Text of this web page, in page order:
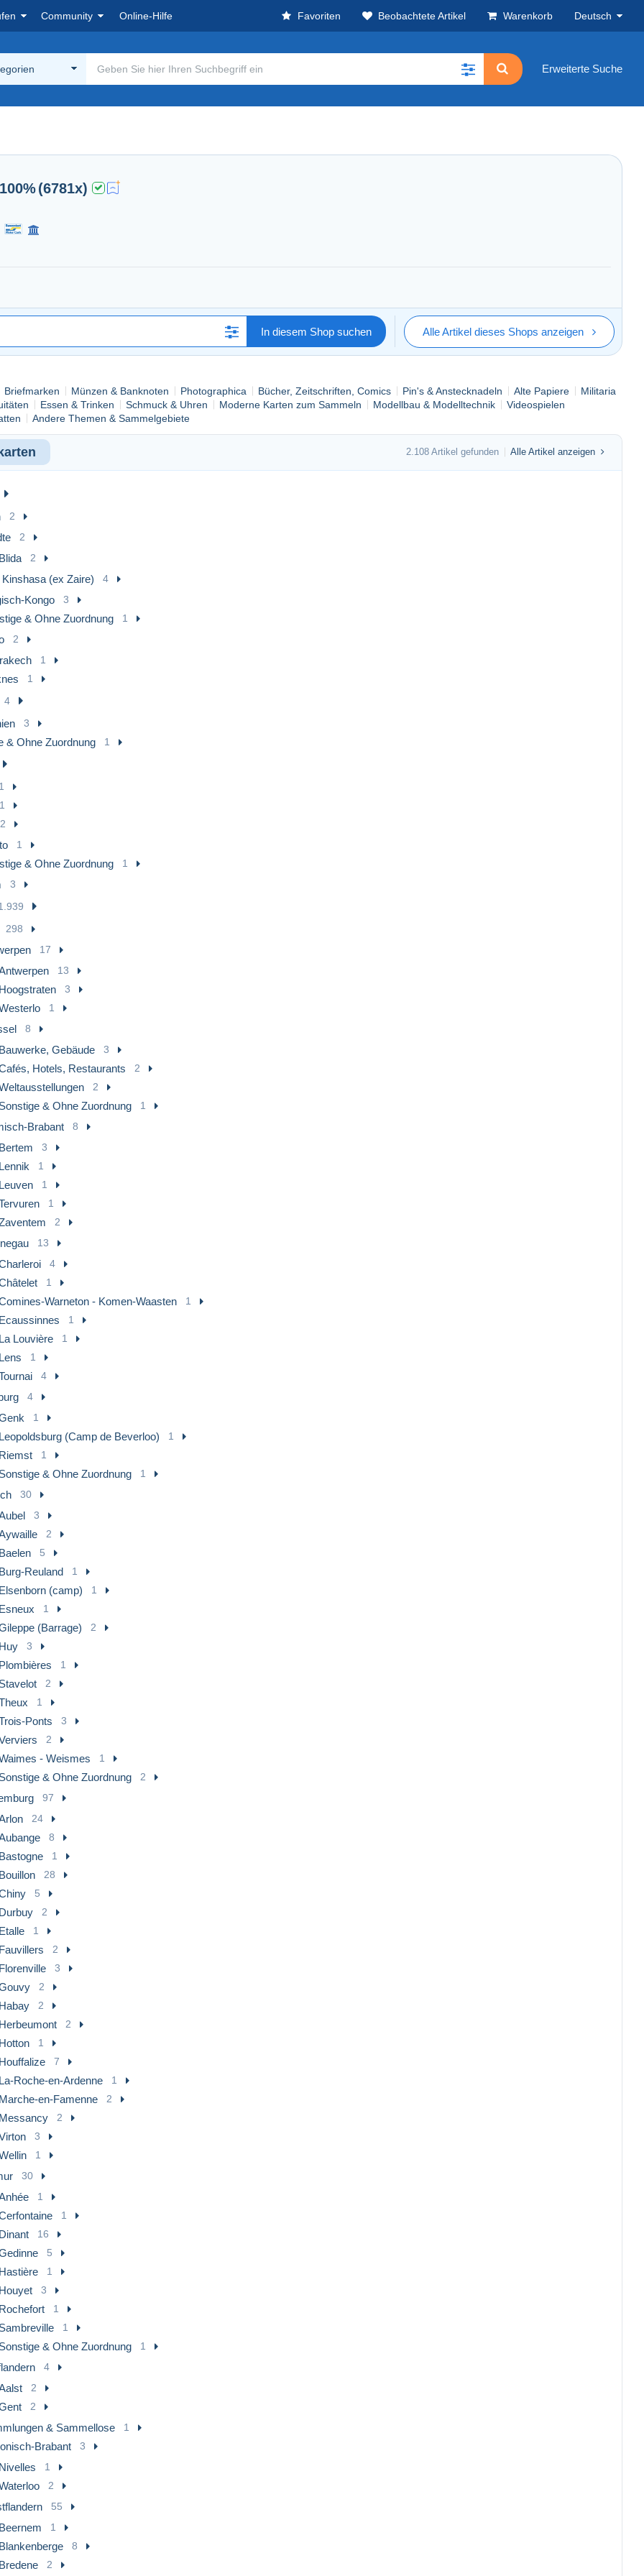
Community Online-Hilfe Favoriten Beobachtete Artikel Warenkorb Deutsch
Erweiterte Suche
100%(6781x)
In diesem Shop suchen Alle Artikel dieses Shops anzeigen
Briefmarken Münzen & Banknoten Photographica Bücher, Zeitschriften, Comics Pin's & Anstecknadeln Alte Papiere
Militaria
Essen & Trinken Schmuck & Uhren Moderne Karten zum Sammeln Modellbau & Modelltechnik
Videospielen
Andere Themen & Sammelgebiete
2.108 Artikel gefunden Alle Artikel anzeigen
2
2
2
(ex Zaire) 4
Kongo 3
& Ohne Zuordnung 1
2
1
1
4
3
& Ohne Zuordnung 1
1
2
1
& Ohne Zuordnung 1
3
298
17
13
3
1
8
Gebäude 3
Hotels, Restaurants 2
2
& Ohne Zuordnung 1
Brabant 8
3
1
1
1
2
13
4
1
Warneton - Komen-Waasten 1
1
Louvière 1
1
4
4
1
(Camp de Beverloo) 1
1
& Ohne Zuordnung 1
30
3
2
5
Reuland 1
(camp) 1
1
(Barrage) 2
3
1
2
1
Ponts 3
2
- Weismes 1
& Ohne Zuordnung 2
97
24
8
1
28
5
2
1
2
3
2
2
2
1
7
Roche-en-Ardenne 1
en-Famenne 2
2
3
1
30
1
1
16
5
1
3
1
1
& Ohne Zuordnung 1
4
2
2
& Sammellose 1
Brabant 3
1
2
55
1
8
2